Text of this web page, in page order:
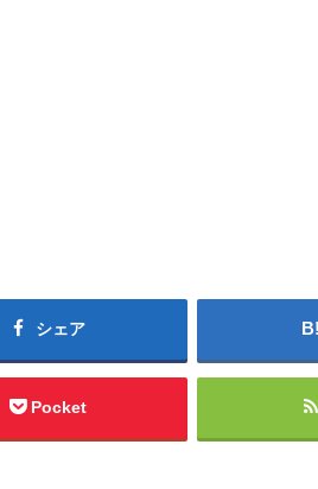
シェア
Pocket